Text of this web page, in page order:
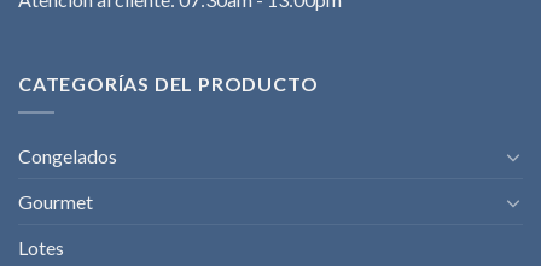
CATEGORÍAS DEL PRODUCTO
Congelados
Gourmet
Lotes